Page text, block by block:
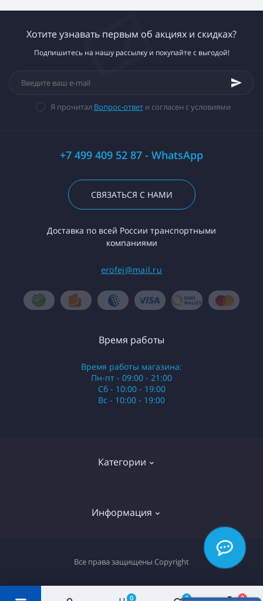
0 0 0
Хотите узнавать первым об акциях и скидках?
Подпишитесь на нашу рассылку и покупайте с выгодой!
Я прочитал Вопрос-ответи согласен с условиями
+7 499 409 52 87 - WhatsApp
СВЯЗАТЬСЯ С НАМИ
Доставка по всей России транспортными
компаниями
erofej@mail.ru
Категории
Российские сигареты
Информация
Вопрос-ответ
Время работы
Время работы магазина:
Пн-пт - 09:00 - 21:00
Сб - 10:00 - 19:00
Вс - 10:00 - 19:00
Все права защищены Copyright